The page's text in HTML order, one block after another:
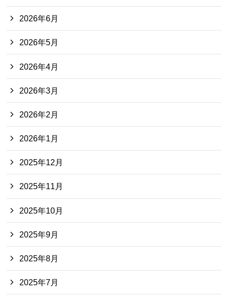
2026年6月
2026年5月
2026年4月
2026年3月
2026年2月
2026年1月
2025年12月
2025年11月
2025年10月
2025年9月
2025年8月
2025年7月